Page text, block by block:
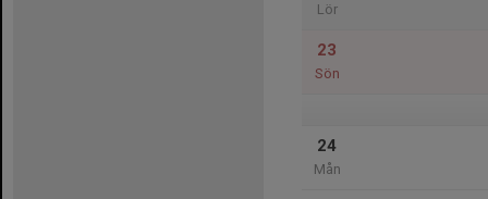
Lör
23
Sön
24
Mån